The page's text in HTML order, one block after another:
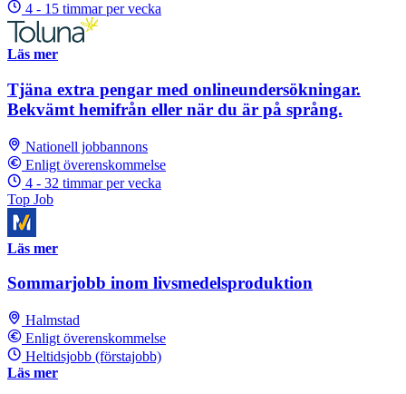
4 - 15 timmar per vecka
Läs mer
Tjäna extra pengar med onlineundersökningar.
Bekvämt hemifrån eller när du är på språng.
Nationell jobbannons
Enligt överenskommelse
4 - 32 timmar per vecka
Top Job
Läs mer
Sommarjobb inom livsmedelsproduktion
Halmstad
Enligt överenskommelse
Heltidsjobb (förstajobb)
Läs mer